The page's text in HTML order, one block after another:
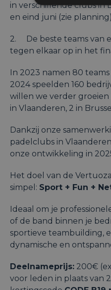
in verschillende clubs in
en eind juni (zie
2. De beste teams van
tegen elkaar op in het
In 2023 namen 80 teams
2024 speelden 160
willen we verder groeien
in Vlaanderen, 2 in
Dankzij onze
padelclubs in
onze ontwikkeling in
Het doel van de
simpel: Sport + Fun +
Ideaal om je
of de band binnen je
sportieve teambuilding,
dynamische en
Deelnameprijs: 200€
voor leden in plaats van